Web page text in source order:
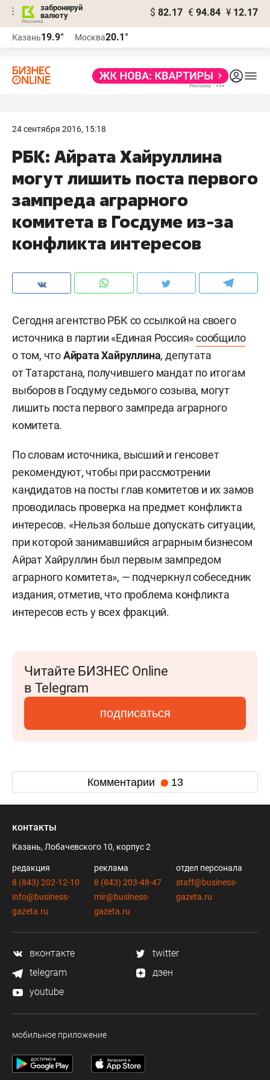
забронируй
валюту
$ 82.17 € 94.84 ¥ 12.17
Казань19.9° Москва20.1°
24 сентября 2016, 15:18
РБК: Айрата Хайруллина
могут лишить поста первого
зампреда аграрного
комитета в Госдуме из-за
конфликта интересов
Сегодня агентство РБК со ссылкой на своего
источника в партии «Единая Россия»сообщило
о том, чтоАйрата Хайруллина, депутата
от Татарстана, получившего мандат по итогам
выборов в Госдуму седьмого созыва, могут
лишить поста первого зампреда аграрного
комитета.
По словам источника, высший и генсовет
рекомендуют, чтобы при рассмотрении
кандидатов на посты глав комитетов и их замов
проводилась проверка на предмет конфликта
интересов. «Нельзя больше допускать ситуации,
при которой занимавшийся аграрным бизнесом
Айрат Хайруллин был первым зампредом
аграрного комитета», — подчеркнул собеседник
издания, отметив, что проблема конфликта
интересов есть у всех фракций.
Читайте БИЗНЕС Online
в Telegram
подписаться
Комментарии 13
контакты
Казань, Лобачевского 10, корпус 2
редакция
8 (843) 202-12-10
info@business-
gazeta.ru
реклама
8 (843) 203-48-47
mir@business-
gazeta.ru
отдел персонала
staff@business-
gazeta.ru
вконтакте
twitter
telegram
дзен
youtube
мобильное приложение